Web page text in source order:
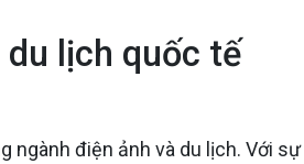
lịch quốc tế
điện ảnh và du lịch. Với